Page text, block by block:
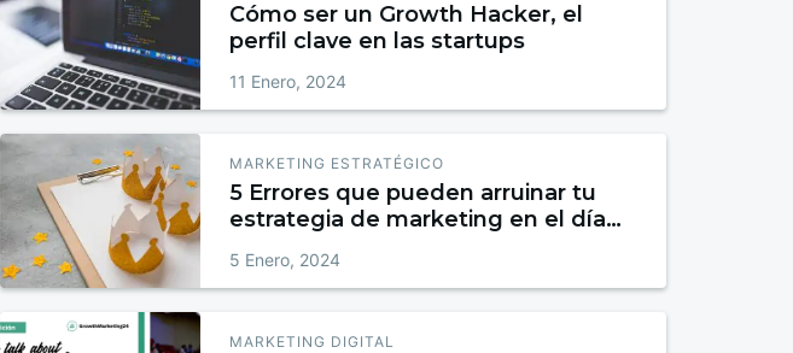
Cómo ser un Growth Hacker, el
perfil clave en las startups
11 Enero, 2024
MARKETING ESTRATÉGICO
5 Errores que pueden arruinar tu
estrategia de marketing en el día
5 Enero, 2024
MARKETING DIGITAL